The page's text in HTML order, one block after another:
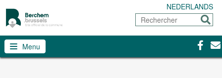
NEDERLANDS
Rechercher
Menu